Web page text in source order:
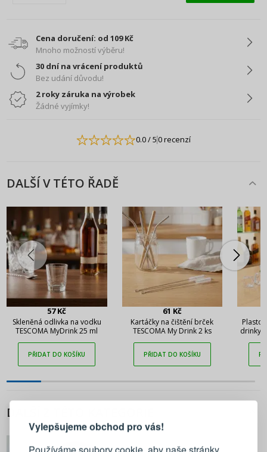
Vylepšujeme obchod pro vás!
Cena doručení: od 109 Kč
Mnoho možností výběru!
30 dní na vrácení produktů
Bez udání důvodu!
2 roky záruka na výrobek
Žádné vyjímky!
0.0/ 50 recenzí
DALŠÍ V TÉTO ŘADĚ
57 Kč
Skleněná odlivka na vodku
TESCOMA MyDrink 25 ml
PŘIDAT DO KOŠÍKU
61 Kč
Kartáčky na čištění brček
TESCOMA My Drink 2 ks
PŘIDAT DO KOŠÍKU
drinky
DALŠÍ Z TÉTO KATEGORIE
Přihlaste se ke svému účtu